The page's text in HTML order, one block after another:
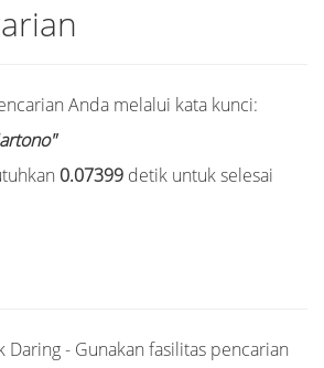
Anda melalui kata kunci:
0.07399 detik untuk selesai
Daring - Gunakan fasilitas pencarian